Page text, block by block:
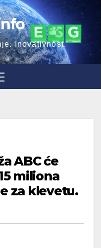
Inovativnost.
ABC će
miliona
za klevetu.